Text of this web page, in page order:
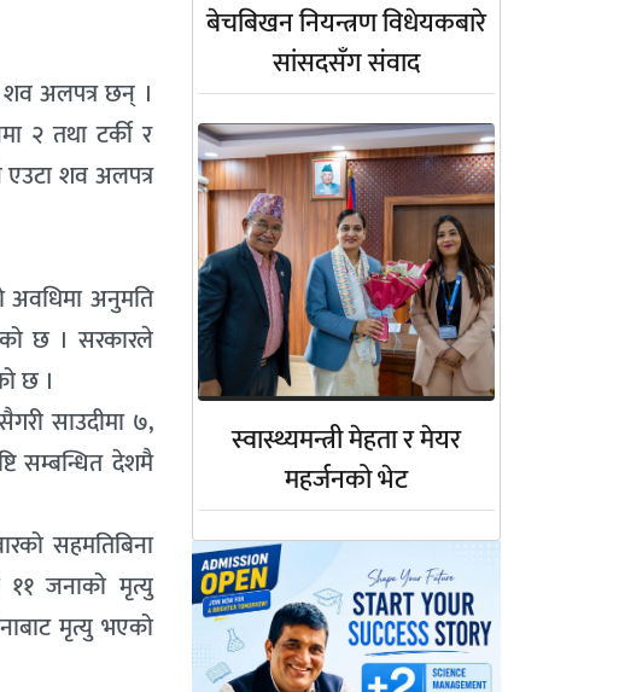
शव अलपत्र छन् ।
२ तथा टर्की र
शव अलपत्र
अवधिमा अनुमति
छ । सरकारले
छ ।
साउदीमा ७,
सम्बन्धित देशमै
सहमतिबिना
११ जनाको मृत्यु
मृत्यु भएको
बेचबिखन नियन्त्रण विधेयकबारे
सांसदसँग संवाद
स्वास्थ्यमन्त्री मेहता र मेयर
महर्जनको भेट